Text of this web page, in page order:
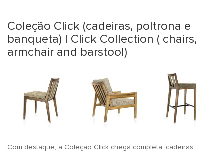
Coleção Click (cadeiras, poltrona e
banqueta) | Click Collection ( chairs,
armchair and barstool)
Com destaque, a Coleção Click chega completa: cadeiras,